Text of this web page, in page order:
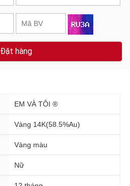
Đặt hàng
EM VÀ TÔI ®
Vàng 14K(58.5%Au)
Vàng màu
Nữ